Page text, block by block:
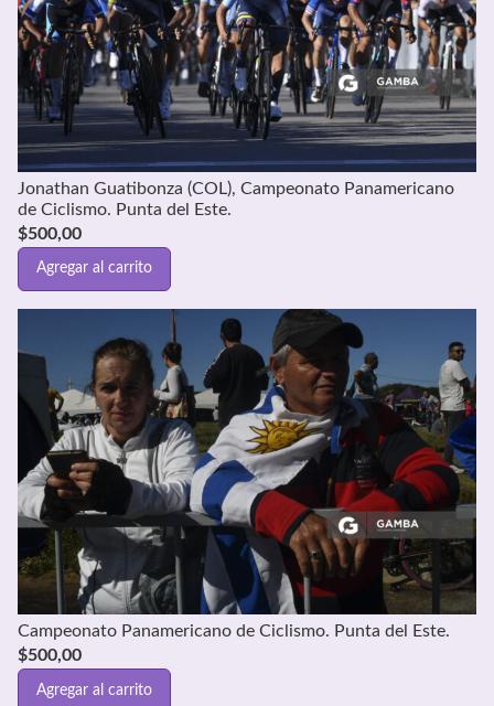
Jonathan Guatibonza (COL), Campeonato Panamericano
de Ciclismo. Punta del Este.
$500,00
Agregar al carrito
Campeonato Panamericano de Ciclismo. Punta del Este.
$500,00
Agregar al carrito